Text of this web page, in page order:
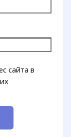
сайта в